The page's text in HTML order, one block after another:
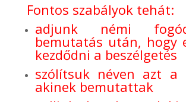
Fontos szabályok tehát:
adjunk némi
bemutatás után, hogy
kezdődni a beszélgetés
szólítsuk néven azt a
akinek bemutattak